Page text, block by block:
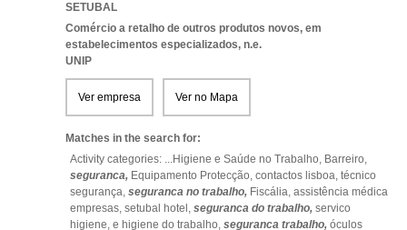
SETUBAL
Comércio a retalho de outros produtos novos, em
estabelecimentos especializados, n.e.
UNIP
Ver empresa Ver no Mapa
Matches in the search for:
Activity categories: ...Higiene e Saúde no Trabalho, Barreiro,
seguranca, Equipamento Protecção, contactos lisboa, técnico
segurança, seguranca no trabalho, Fiscália, assistência médica
empresas, setubal hotel, seguranca do trabalho, servico
higiene, e higiene do trabalho, seguranca trabalho, óculos